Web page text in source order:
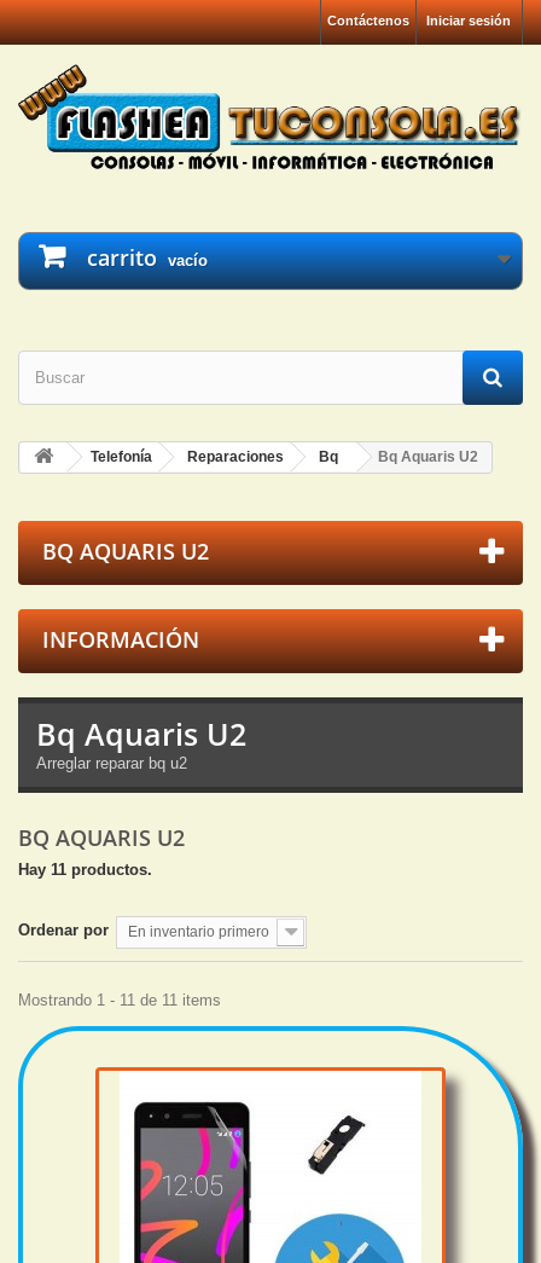
Iniciar sesión
Contáctenos
carrito vacío
Telefonía Reparaciones Bq Bq Aquaris U2
BQ AQUARIS U2
INFORMACIÓN
Bq Aquaris U2
Arreglar reparar bq u2
BQ AQUARIS U2
Hay 11 productos.
Ordenar por En inventario primero
Mostrando 1 - 11 de 11 items